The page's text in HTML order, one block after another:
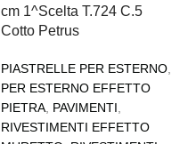
cm 1^Scelta T.724 C.5
Cotto Petrus
PIASTRELLE PER ESTERNO,
PER ESTERNO EFFETTO
PIETRA, PAVIMENTI
RIVESTIMENTI EFFETTO